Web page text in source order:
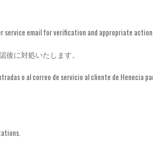
service email for verification and appropriate action.
に対処いたします。
o al correo de servicio al cliente de Henecia